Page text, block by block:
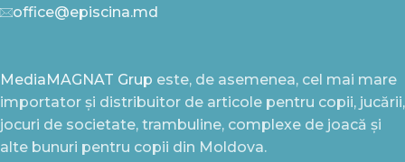
office@episcina.md
MediaMAGNAT Grup este, de asemenea, cel mai mare
importator și distribuitor de articole pentru copii, jucării,
jocuri de societate, trambuline, complexe de joacă și
alte bunuri pentru copii din Moldova.